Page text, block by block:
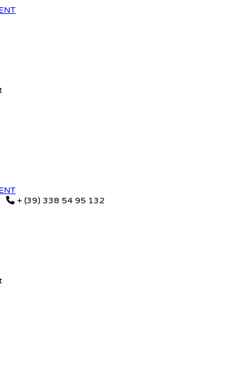
+ (39) 338 54 95 132